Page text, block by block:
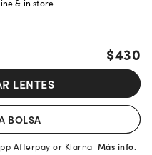
& in store
$430
LENTES
BOLSA
Afterpay or Klarna Más info.